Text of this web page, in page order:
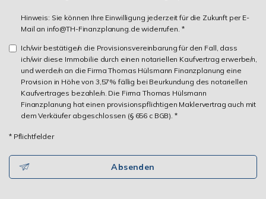
Hinweis: Sie können Ihre Einwilligung jederzeit für die Zukunft per E-
Mail an info@TH-Finanzplanung.de widerrufen. *
Ich/wir bestätige/n die Provisionsvereinbarung für den Fall, dass
ich/wir diese Immobilie durch einen notariellen Kaufvertrag erwerbe/n,
und werde/n an die Firma Thomas Hülsmann Finanzplanung eine
Provision in Höhe von 3,57% fällig bei Beurkundung des notariellen
Kaufvertrages bezahle/n. Die Firma Thomas Hülsmann
Finanzplanung hat einen provisionspflichtigen Maklervertrag auch mit
dem Verkäufer abgeschlossen (§ 656 c BGB). *
* Pflichtfelder
Absenden